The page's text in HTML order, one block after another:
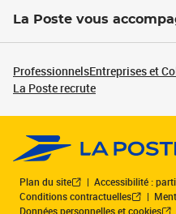
La Poste vous
ProfessionnelsEntreprises et
La Poste recrute
Plan du site
Accessibilité :
Conditions contractuelles
Données personnelles et cookies